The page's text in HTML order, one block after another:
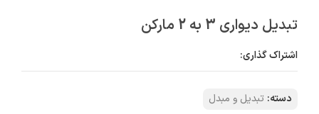
تبدیل دیواری 3 به 2 مارکن
اشتراک گذاری:
دسته: تبدیل و مبدل